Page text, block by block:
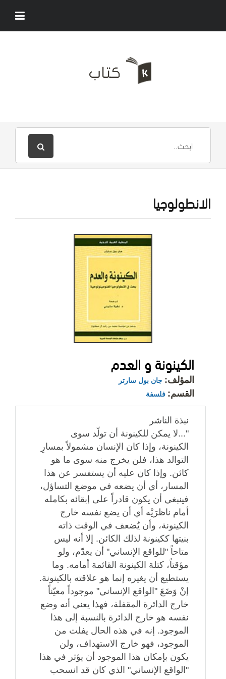
الانطولوجيا
الكينونة و العدم
المؤلف: جان بول سارتر
القسم: فلسفة
نبذة الناشر
"...لا يمكن للكينونة أن تولّد سوى
الكينونة، وإذا كان الإنسان مشمولاً بمسارِ
التوالد هذا، فلن يخرج منه سوى ما هو
كائن. وإذا كان عليه أن يستفسر عن هذا
المسار، أي أن يضعه في موضع التساؤل،
فينبغي أن يكون قادراً على إبقائه بكامله
أمام ناظرَيْه أي أن يضع نفسه خارج
الكينونة، وأن يُضعف في الوقت ذاته
بنيتها ككينونة لذلك الكائن. إلا أنه ليس
متاحاً "للواقع الإنساني" أن يعدّم، ولو
مؤقتاً، كتلة الكينونة القائمة أمامه. وما
يستطيع أن يغيره إنما هو علاقته بالكينونة.
إنْ وَضَعَ "الواقع الإنساني" موجوداً معيّناً
خارج الدائرة المقفلة، فهذا يعني أنه وضع
نفسه هو خارج الدائرة بالنسبة إلى هذا
الموجود. إنه في هذه الحال يفلت من
الموجود، فهو خارج الاستهداف، ولن
يكون بإمكان هذا الموجود أن يؤثر في هذا
"الواقع الإنساني" الذي كان قد انسحب